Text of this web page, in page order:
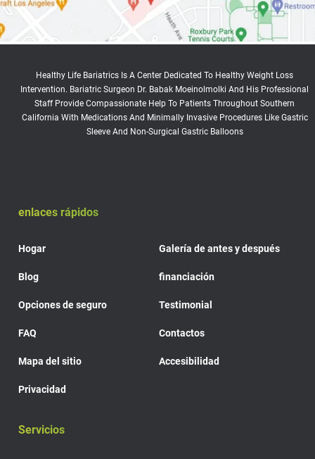
Healthy Life Bariatrics Is A Center Dedicated To Healthy Weight Loss
Intervention. Bariatric Surgeon Dr. Babak Moeinolmolki And His Professional
Staff Provide Compassionate Help To Patients Throughout Southern
California With Medications And Minimally Invasive Procedures Like Gastric
Sleeve And Non-Surgical Gastric Balloons
enlaces rápidos
Hogar Galería de antes y después
Blog financiación
Opciones de seguro Testimonial
FAQ Contactos
Mapa del sitio Accesibilidad
Privacidad
Servicios